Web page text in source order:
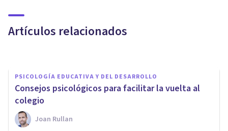
Artículos relacionados
psicólogo y un psicopedagogo
PSICOLOGÍA EDUCATIVA Y DEL DESARROLLO
Consejos psicológicos para facilitar la vuelta al
colegio
Joan Rullan